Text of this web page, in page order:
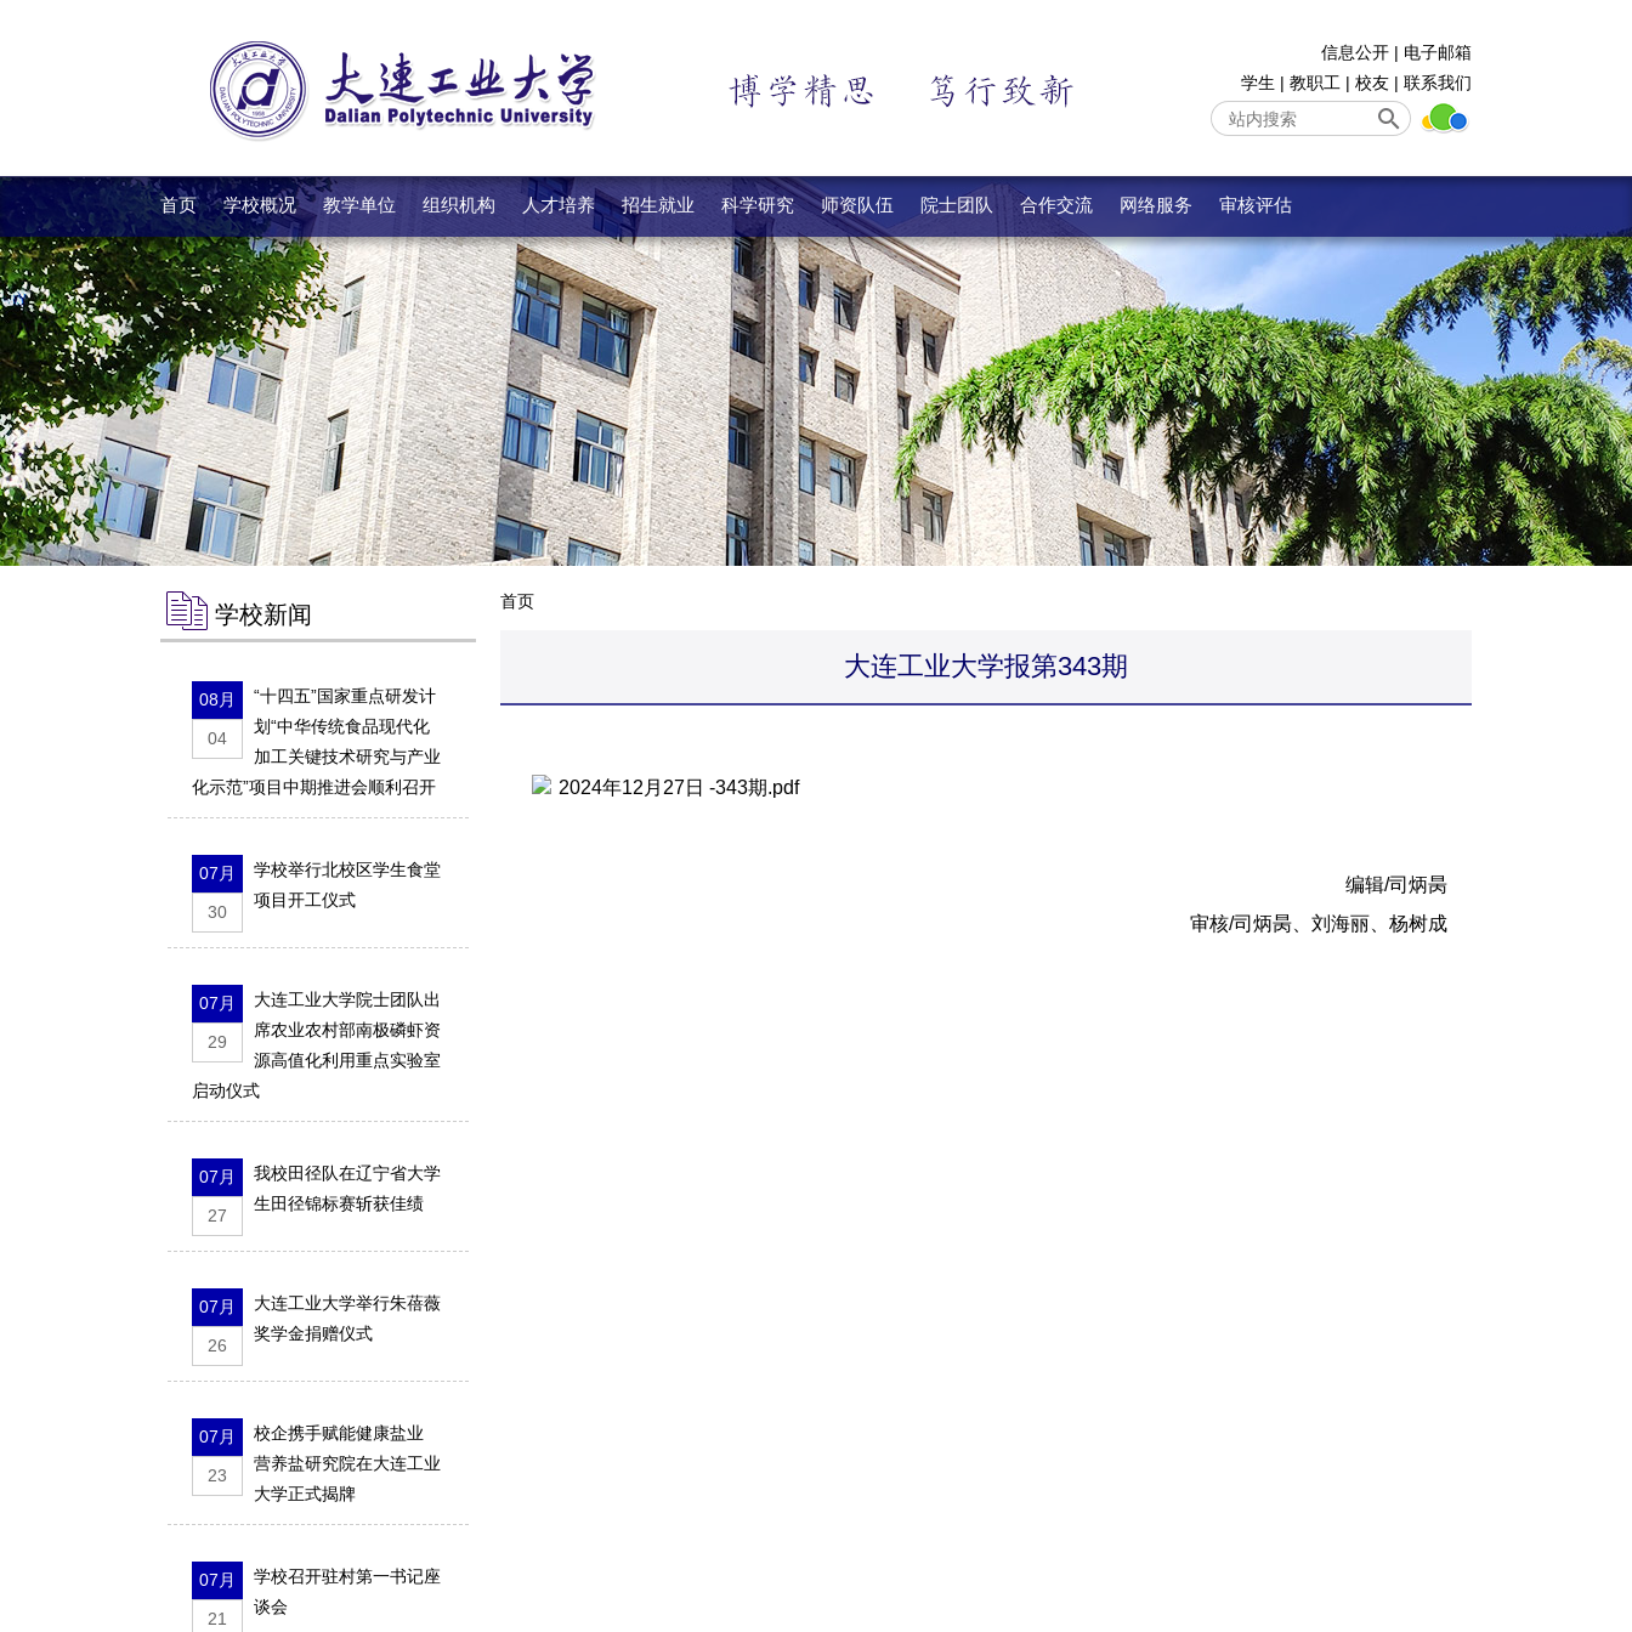
信息公开 | 电子邮箱
学生 | 教职工 | 校友 | 联系我们
首页 学校概况 教学单位 组织机构 人才培养 招生就业 科学研究 师资队伍 院士团队 合作交流 网络服务 审核评估
首页
大连工业大学报第343期
2024年12月27日 -343期.pdf
编辑/司炳昺
审核/司炳昺、刘海丽、杨树成
学校新闻
08月
04
“十四五”国家重点研发计
划“中华传统食品现代化
加工关键技术研究与产业
化示范”项目中期推进会顺利召开
07月
30
学校举行北校区学生食堂
项目开工仪式
07月
29
大连工业大学院士团队出
席农业农村部南极磷虾资
源高值化利用重点实验室
启动仪式
07月
27
我校田径队在辽宁省大学
生田径锦标赛斩获佳绩
07月
26
大连工业大学举行朱蓓薇
奖学金捐赠仪式
07月
23
校企携手赋能健康盐业
营养盐研究院在大连工业
大学正式揭牌
07月
21
学校召开驻村第一书记座
谈会